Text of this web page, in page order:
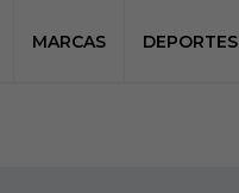
MARCAS DEPORTES